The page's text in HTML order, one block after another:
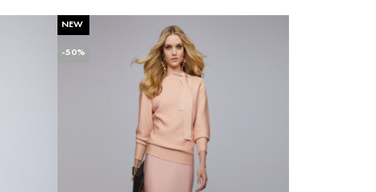
ДРУГИЕ СЕЗОН
ПОКАЗАТЬ ТОВАРЫ
ПОЛ
Женский
ПОКАЗАТЬ ТОВАРЫ
Бежевый
Белый
Бордовый
Голубой
NEW
-50%